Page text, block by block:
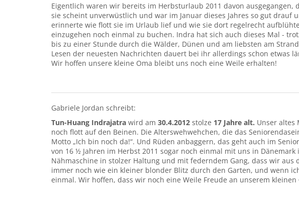
Eigentlich waren wir bereits im Herbsturlaub 2011 davon
sie scheint unverwüstlich und war im Januar dieses Jahres so gut
erinnerte wie flott sie im Urlaub lief und wie sie dort regelrecht
einzugehen noch einmal zu buchen. Indra hat sich auch dieses Mal -
bis zu einer Stunde durch die Wälder, Dünen und am liebsten am
Lesen der neuesten Nachrichten dauert bei ihr allerdings schon etwas
Wir hoffen unsere kleine Oma bleibt uns noch eine Weile erhalten!
Gabriele Jordan schreibt:
Tun-Huang Indrajatra wird am 30.4.2012 stolze 17 Jahre alt. Unser altes
noch flott auf den Beinen. Die Alterswehwehchen, die das
Motto „Ich bin noch da!“. Und Rüden anbaggern, das geht auch im
von 16 ½ Jahren im Herbst 2011 sogar noch einmal mit uns in
Nähmaschine in stolzer Haltung und mit federndem Gang, dass wir
immer noch wie ein kleiner blonder Blitz durch den Garten, und wenn
einmal. Wir hoffen, dass wir noch eine Weile Freude an unserem